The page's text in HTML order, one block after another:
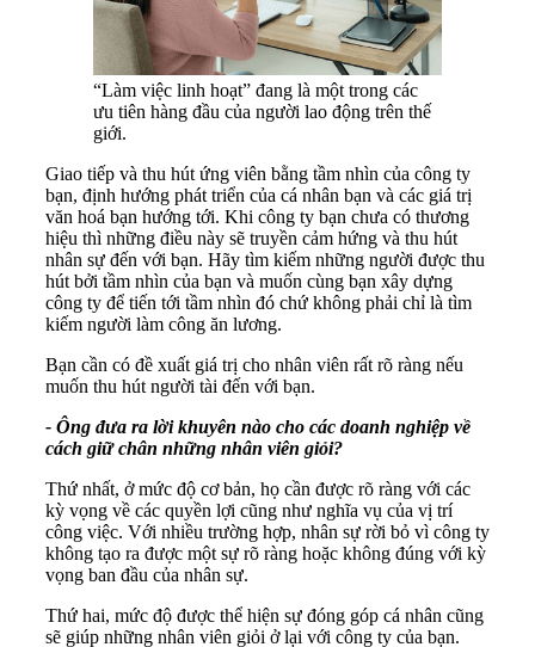
“Làm việc linh hoạt” đang là một trong các
ưu tiên hàng đầu của người lao động trên thế
giới.
Giao tiếp và thu hút ứng viên bằng tầm nhìn của công ty
bạn, định hướng phát triển của cá nhân bạn và các giá trị
văn hoá bạn hướng tới. Khi công ty bạn chưa có thương
hiệu thì những điều này sẽ truyền cảm hứng và thu hút
nhân sự đến với bạn. Hãy tìm kiếm những người được thu
hút bởi tầm nhìn của bạn và muốn cùng bạn xây dựng
công ty để tiến tới tầm nhìn đó chứ không phải chỉ là tìm
kiếm người làm công ăn lương.
Bạn cần có đề xuất giá trị cho nhân viên rất rõ ràng nếu
muốn thu hút người tài đến với bạn.
- Ông đưa ra lời khuyên nào cho các doanh nghiệp về
cách giữ chân những nhân viên giỏi?
Thứ nhất, ở mức độ cơ bản, họ cần được rõ ràng với các
kỳ vọng về các quyền lợi cũng như nghĩa vụ của vị trí
công việc. Với nhiều trường hợp, nhân sự rời bỏ vì công ty
không tạo ra được một sự rõ ràng hoặc không đúng với kỳ
vọng ban đầu của nhân sự.
Thứ hai, mức độ được thể hiện sự đóng góp cá nhân cũng
sẽ giúp những nhân viên giỏi ở lại với công ty của bạn.